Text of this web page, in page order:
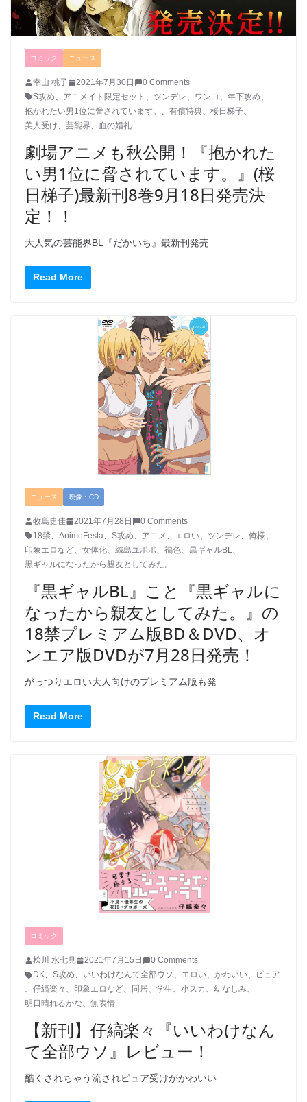
コミック ニュース
幸山 桃子 2021年7月30日
0 Comments
S攻め
アニメイト限定セット ツンデレ ワンコ 年下攻め
抱かれたい男1位に脅されています。
有償特典 桜日梯子
美人受け
芸能界 血の婚礼
劇場アニメも秋公開！『抱かれた
い男1位に脅されています。』(桜
日梯子)最新刊8巻9月18日発売決
定！！
大人気の芸能界BL『だかいち』最新刊発売
Read More
ニュース 映像・CD
牧島史佳 2021年7月28日
0 Comments
18禁、 AnimeFesta、 S攻め、 アニメ 、 エロい、 ツンデレ、 俺様、
印象エロなど、 女体化、 織島ユポポ、 褐色、 黒ギャルBL、
黒ギャルになったから親友としてみた。
『黒ギャルBL』こと『黒ギャルに
なったから親友としてみた。』の
18禁プレミアム版BD＆DVD、オ
ンエア版DVDが7月28日発売！
がっつりエロい大人向けのプレミアム版も発
Read More
コミック
松川 水七見 2021年7月15日
0 Comments
DK、 S攻め、 いいわけなんて全部ウソ 、 エロい、 かわいい、
ピュア
、 仔縞楽々 、 印象エロなど、 同居、 学生、 小スカ 、 幼なじみ、
明日晴れるかな、 無表情
【新刊】仔縞楽々『いいわけなん
て全部ウソ』レビュー！
酷くされちゃう流されピュア受けがかわいい